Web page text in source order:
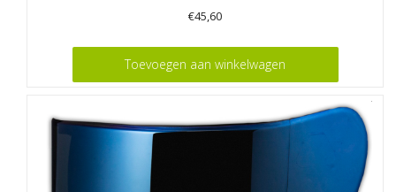
€45,60
Toevoegen aan winkelwagen